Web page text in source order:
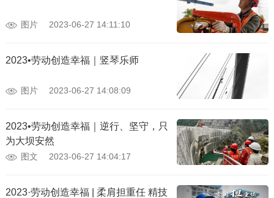
图片 2023-06-27 14:11:10
2023•劳动创造幸福｜竖琴乐师
图片 2023-06-27 14:08:09
2023•劳动创造幸福｜逆行、坚守，只
为大坝安然
图文 2023-06-27 14:04:17
2023·劳动创造幸福 | 柔肩担重任 精技